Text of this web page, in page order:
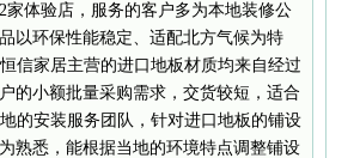
体验店，服务的客户多为本地装修公
以环保性能稳定、适配北方气候为特
信家居主营的进口地板材质均来自经过
的小额批量采购需求，交货较短，适合
的安装服务团队，针对进口地板的铺设
熟悉，能根据当地的环境特点调整铺设